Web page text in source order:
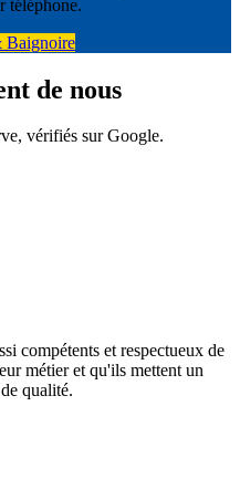
téléphone.
Baignoire
de nous
vérifiés sur Google.
compétents et respectueux de
métier et qu'ils mettent un
qualité.